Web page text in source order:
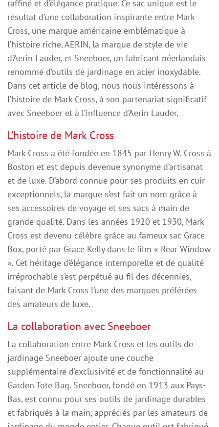
raffiné et d’élégance pratique. Ce sac unique est le
résultat d’une collaboration inspirante entre Mark
Cross, une marque américaine emblématique à
l’histoire riche, AERIN, la marque de style de vie
d’Aerin Lauder, et Sneeboer, un fabricant néerlandais
renommé d’outils de jardinage en acier inoxydable.
Dans cet article de blog, nous nous intéressons à
l’histoire de Mark Cross, à son partenariat significatif
avec Sneeboer et à l’influence d’Aerin Lauder.
L’histoire de Mark Cross
Mark Cross a été fondée en 1845 par Henry W. Cross à
Boston et est depuis devenue synonyme d’artisanat
et de luxe. D’abord connue pour ses produits en cuir
exceptionnels, la marque s’est fait un nom grâce à
ses accessoires de voyage et ses sacs à main de
grande qualité. Dans les années 1920 et 1930, Mark
Cross est devenu célèbre grâce au fameux sac Grace
Box, porté par Grace Kelly dans le film « Rear Window
». Cet héritage d’élégance intemporelle et de qualité
irréprochable s’est perpétué au fil des décennies,
faisant de Mark Cross l’une des marques préférées
des amateurs de luxe.
La collaboration avec Sneeboer
La collaboration entre Mark Cross et les outils de
jardinage Sneeboer ajoute une couche
supplémentaire d’exclusivité et de fonctionnalité au
Garden Tote Bag. Sneeboer, fondé en 1913 aux Pays-
Bas, est connu pour ses outils de jardinage durables
et fabriqués à la main, appréciés par les amateurs de